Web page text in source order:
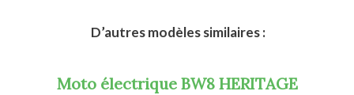
D’autres modèles similaires :
Moto électrique BW8 HERITAGE